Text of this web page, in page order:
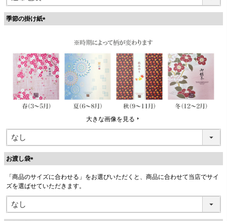
季節の掛け紙
)
大きな画像を見る
お渡し袋
必
須
)
「商品のサイズに合わせる」をお選びいただくと、商品に合わせて当店でサイ
ズを選ばせていただきます。